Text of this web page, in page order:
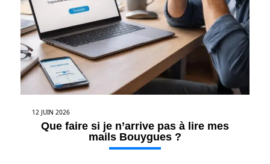
12 JUIN 2026
Que faire si je n’arrive pas à lire mes
mails Bouygues ?